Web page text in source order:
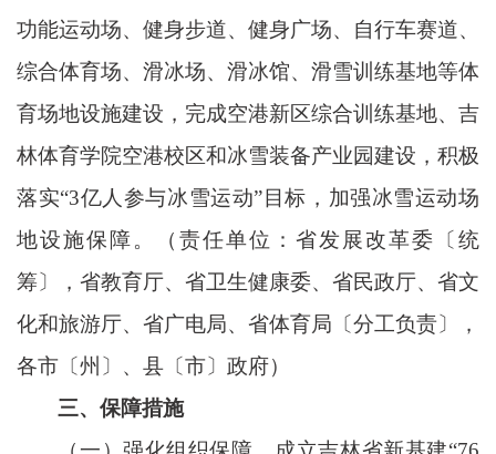
功能运动场、健身步道、健身广场、自行车赛道、
综合体育场、滑冰场、滑冰馆、滑雪训练基地等体
育场地设施建设，完成空港新区综合训练基地、吉
林体育学院空港校区和冰雪装备产业园建设，积极
落实“3亿人参与冰雪运动”目标，加强冰雪运动场
地设施保障。（责任单位：省发展改革委〔统
筹〕，省教育厅、省卫生健康委、省民政厅、省文
化和旅游厅、省广电局、省体育局〔分工负责〕，
各市〔州〕、县〔市〕政府）
三、保障措施